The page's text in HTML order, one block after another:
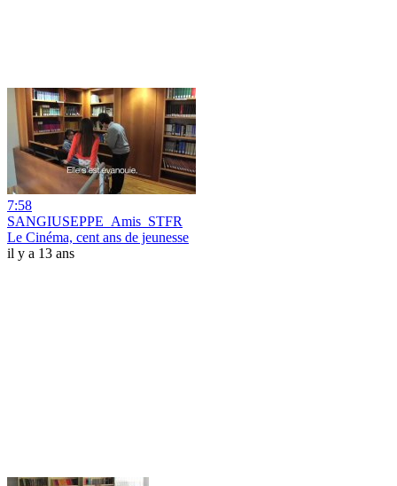
7:58
SANGIUSEPPE_Amis_STFR
Le Cinéma, cent ans de jeunesse
il y a 13 ans